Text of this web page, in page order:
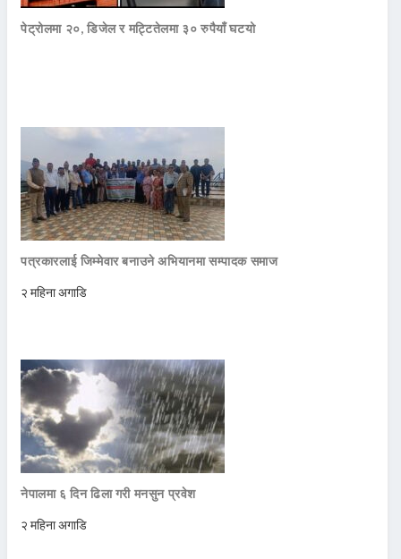
पेट्रोलमा २०, डिजेल र मट्टितेलमा ३० रुपैयाँ घटयो
पत्रकारलाई जिम्मेवार बनाउने अभियानमा सम्पादक समाज
२ महिना अगाडि
नेपालमा ६ दिन ढिला गरी मनसुन प्रवेश
२ महिना अगाडि